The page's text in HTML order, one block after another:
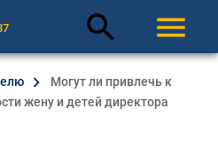
search menu
Могут ли привлечь к
жену и детей директора